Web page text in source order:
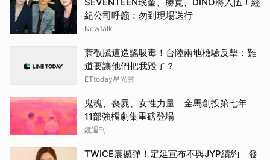
紀公司呼籲：勿到現場送行
Newtalk
蕭敬騰遭造謠吸毒！台陸兩地檢驗反擊：難
道要讓他們把我毀了？
ETtoday星光雲
鬼魂、喪屍、女性力量 金馬創投第七年
11部強檔劇集重磅登場
鏡週刊
TWICE震撼彈！定延宣布不與JYP續約 發